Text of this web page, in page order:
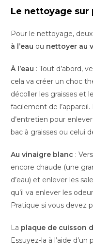
Le nettoyage sur
Pour le nettoyage,
à l’eau ou nettoyer au
À l’eau : Tout d’abord,
cela va créer un choc
décoller les graisses et
facilement de
d’entretien pour
bac à graisses ou celui
Au vinaigre blanc :
encore chaude (une
d’eau) et enlever les
qu’il va enlever les
Pratique si vous devez
La plaque de cuisson
Essuyez-la à l’aide